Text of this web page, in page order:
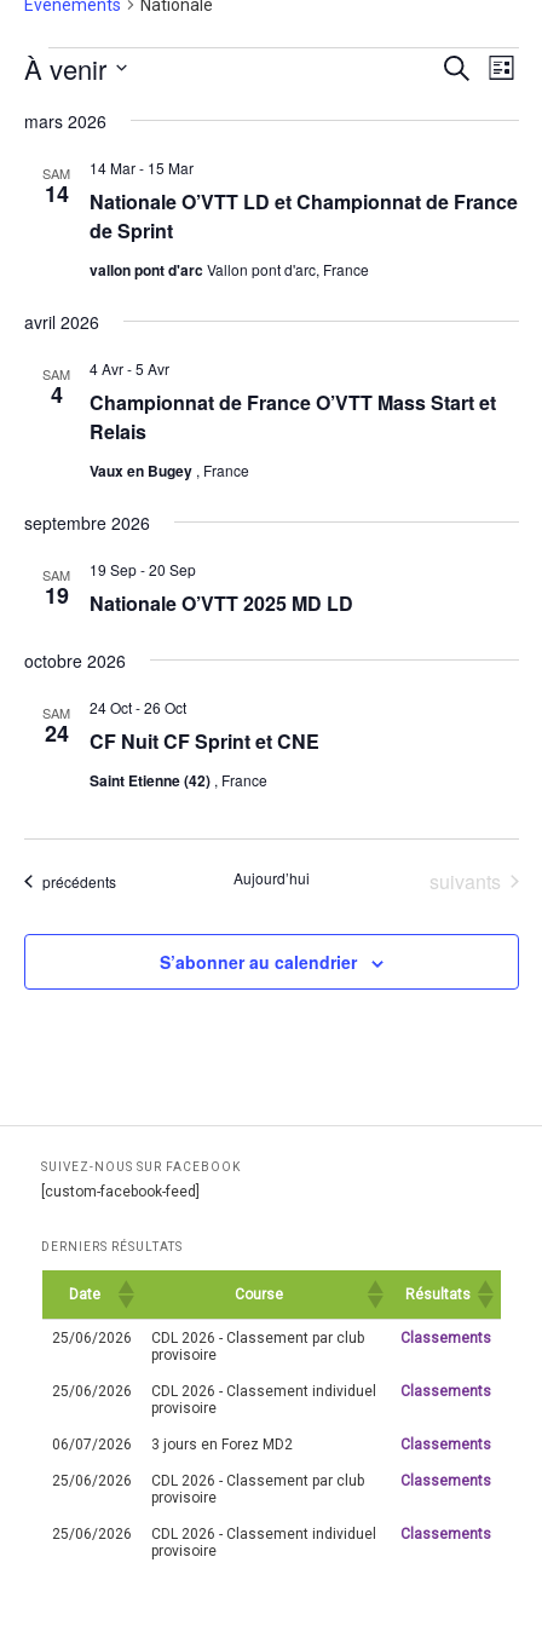
Évènements Nationale
Évènements
Recherche
et
de
Recherche
de
Liste
À venir
date.
mars 2026
SAM
14
Nationale O’VTT LD et Championnat de France
de Sprint
14 Mar- 15 Mar
vallon pont d'arcVallon pont d'arc, France
avril 2026
SAM
4
Championnat de France O’VTT Mass Start et
Relais
4 Avr-5 Avr
Vaux en Bugey , France
septembre 2026
SAM
19 Nationale O’VTT 2025 MD LD
19 Sep-20 Sep
octobre 2026
SAM
24 CF Nuit CF Sprint et CNE
24 Oct-26 Oct
Saint Etienne (42) , France
Évènements
précédents Aujourd’hui Évènements
suivants
S’abonner au calendrier
SUIVEZ-NOUS SUR FACEBOOK
[custom-facebook-feed]
DERNIERS RÉSULTATS
Date Course Résultats
25/06/2026
CDL 2026 - Classement par club
provisoire
Classements
25/06/2026
CDL 2026 - Classement individuel
provisoire
Classements
06/07/2026 3 jours en Forez MD2 Classements
25/06/2026
CDL 2026 - Classement par club
provisoire
Classements
25/06/2026
CDL 2026 - Classement individuel
provisoire
Classements